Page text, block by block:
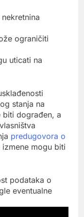
ograničiti
uticati na
stanja na
biti dograđen, a
predugovora o
izmene mogu biti
podataka o
eventualne